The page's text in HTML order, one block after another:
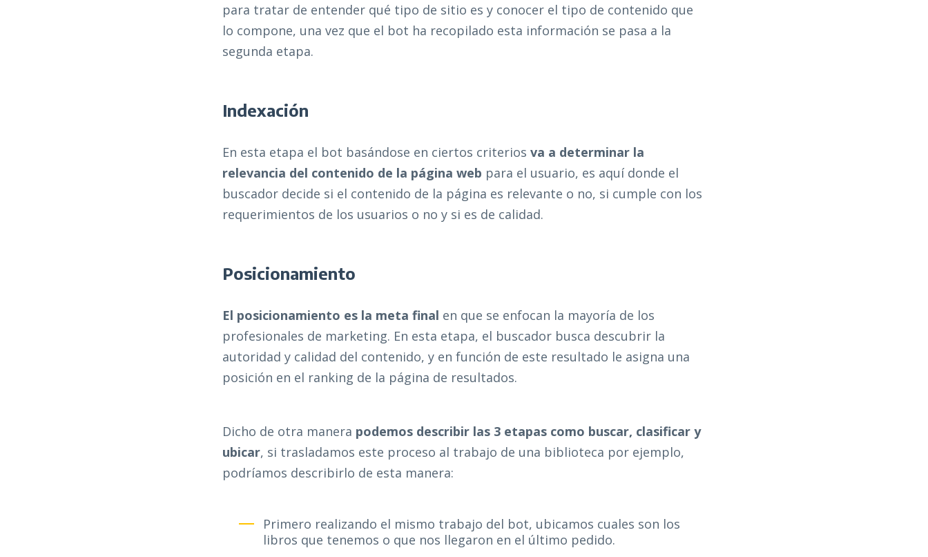
para tratar de entender qué tipo de sitio es y conocer el tipo de contenido que
lo compone, una vez que el bot ha recopilado esta información se pasa a la
segunda etapa.
Indexación
En esta etapa el bot basándose en ciertos criterios va a determinar la
relevancia del contenido de la página web para el usuario, es aquí donde el
buscador decide si el contenido de la página es relevante o no, si cumple con los
requerimientos de los usuarios o no y si es de calidad.
Posicionamiento
El posicionamiento es la meta final en que se enfocan la mayoría de los
profesionales de marketing. En esta etapa, el buscador busca descubrir la
autoridad y calidad del contenido, y en función de este resultado le asigna una
posición en el ranking de la página de resultados.
Dicho de otra manera podemos describir las 3 etapas como buscar, clasificar y
ubicar, si trasladamos este proceso al trabajo de una biblioteca por ejemplo,
podríamos describirlo de esta manera:
Primero realizando el mismo trabajo del bot, ubicamos cuales son los
libros que tenemos o que nos llegaron en el último pedido.